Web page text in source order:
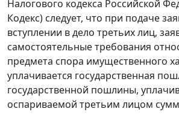
Налогового кодекса Российской
Кодекс) следует, что при подаче
вступлении в дело третьих лиц,
самостоятельные требования
предмета спора имущественного
уплачивается государственная
государственной пошлины,
оспариваемой третьим лицом